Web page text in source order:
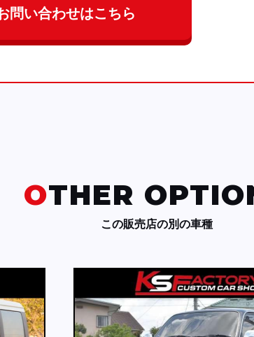
問い合わせはこちら
OTHER
この販売店の別の車種